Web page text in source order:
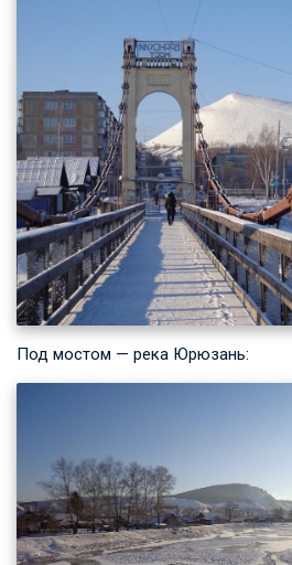
Под мостом — река Юрюзань: